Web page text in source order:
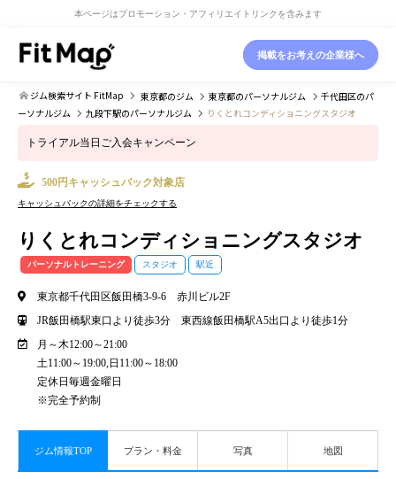
本ページはプロモーション・アフィリエイトリンクを含みます
掲載をお考えの企業様へ
ジム検索サイト FitMap 東京都のジム 東京都のパーソナルジム 千代田区のパ
ーソナルジム
九段下駅のパーソナルジム りくとれコンディショニングスタジオ
トライアル当日ご入会キャンペーン
500円キャッシュバック対象店
キャッシュバックの詳細をチェックする
りくとれコンディショニングスタジオ
パーソナルトレーニング スタジオ 駅近
東京都千代田区飯田橋3‐9‐6 赤川ビル2F
JR飯田橋駅東口より徒歩3分 東西線飯田橋駅A5出口より徒歩1分
月～木12:00～21:00
土11:00～19:00,日11:00～18:00
定休日毎週金曜日
※完全予約制
ジム情報TOP プラン・料金 写真 地図